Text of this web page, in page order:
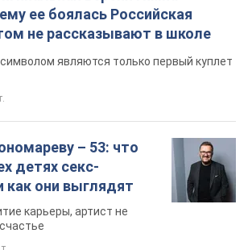
рассказали,
ли доллары 1996
ли обменники и
и обменники не
доллары
т.